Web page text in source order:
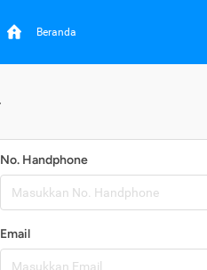
Beranda
No. Handphone
Email